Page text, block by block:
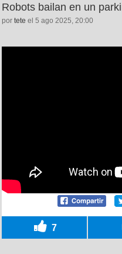
Robots bailan en un
por tete el 5 ago 2025, 20:00
7